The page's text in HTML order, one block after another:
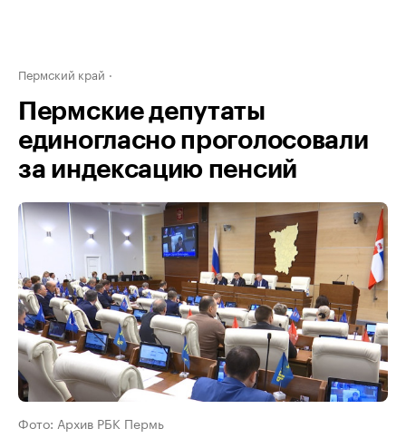
Пермский край
Пермские депутаты
единогласно проголосовали
за индексацию пенсий
Фото: Архив РБК Пермь